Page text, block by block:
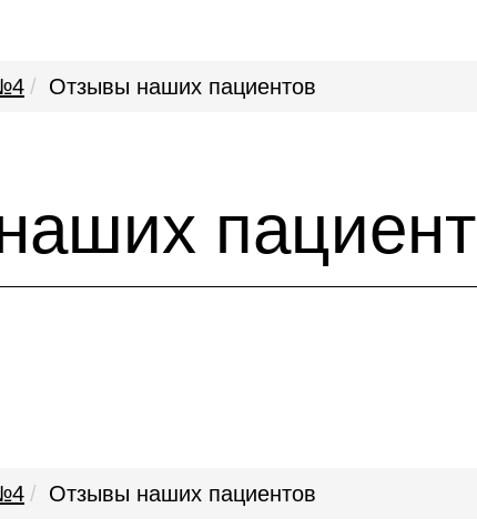
Отзывы наших пациентов
Отзывы наших пациентов